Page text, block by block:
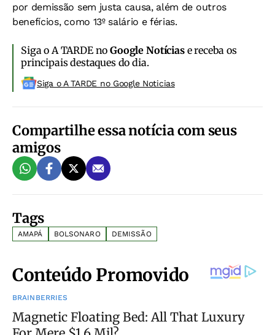
por demissão sem justa causa, além de outros
benefícios, como 13º salário e férias.
Siga o A TARDE noGoogle Notíciase receba os
principais destaques do dia.
Siga o A TARDE no Google Noticias
Compartilhe essa notícia com seus
amigos
Tags
AMAPÁ BOLSONARO DEMISSÃO